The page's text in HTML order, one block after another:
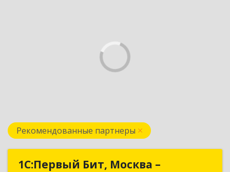
Рекомендованные партнеры
1С:Первый Бит, Москва –
1С:Первый Бит, Москва –